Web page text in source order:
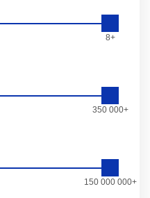
8+
350 000+
150 000 000+